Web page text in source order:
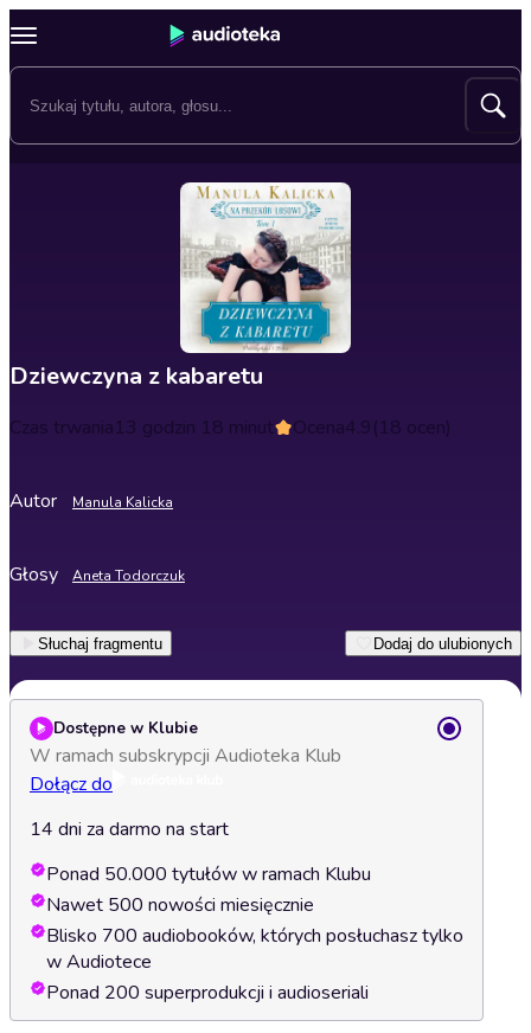
Dziewczyna z kabaretu
Czas trwania13 godzin 18 minut Ocena4.9(18 ocen)
Autor Manula Kalicka
Głosy Aneta Todorczuk
Słuchaj fragmentu Dodaj do ulubionych
Dostępne w Klubie
W ramach subskrypcji Audioteka Klub
Dołącz do
14 dni za darmo na start
Ponad 50.000 tytułów w ramach Klubu
Nawet 500 nowości miesięcznie
Blisko 700 audiobooków, których posłuchasz tylko
w Audiotece
Ponad 200 superprodukcji i audioseriali